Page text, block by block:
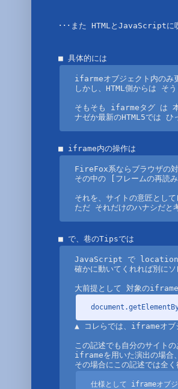
･･･また HTMLとJavaScript
ifarmeオブジェクト内のみ
しかし、HTML側からは そ
そもそも ifarmeタグ は 本
ナゼか最新のHTML5では ひ
FireFox系ならブラウザの対
その中の [フレームの再読
それを、サイトの意匠とし
ただ それだけのハナシだと
JavaScript で
確かに動いてくれれば別に
▲ コレらでは、iframeオブ
この記述でも自分のサイト
iframeを用いた演出の場合
仕様として iframeオブジ